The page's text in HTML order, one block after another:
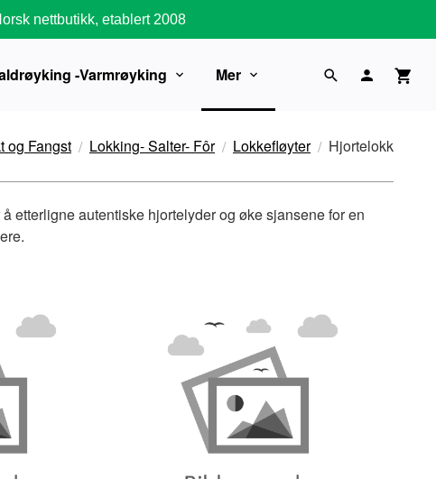
nettbutikk, etablert 2008
-Varmrøyking Mer
og Fangst Lokking- Salter- Fôr Lokkefløyter Hjortelokk
etterligne autentiske hjortelyder og øke sjansene for en